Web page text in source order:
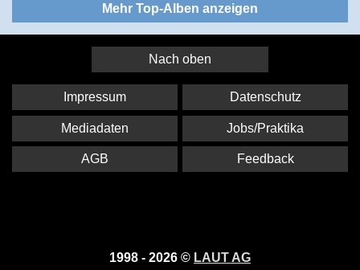
Mehr Top-Alben anzeigen
Nach oben
1998 - 2026 © LAUT AG
Impressum Datenschutz
Mediadaten Jobs/Praktika
AGB Feedback